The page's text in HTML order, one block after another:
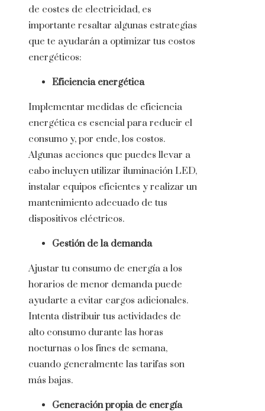
de costes de electricidad, es
importante resaltar algunas estrategias
que te ayudarán a optimizar tus costos
energéticos:
Eficiencia energética
Implementar medidas de eficiencia
energética es esencial para reducir el
consumo y, por ende, los costos.
Algunas acciones que puedes llevar a
cabo incluyen utilizar iluminación LED,
instalar equipos eficientes y realizar un
mantenimiento adecuado de tus
dispositivos eléctricos.
Gestión de la demanda
Ajustar tu consumo de energía a los
horarios de menor demanda puede
ayudarte a evitar cargos adicionales.
Intenta distribuir tus actividades de
alto consumo durante las horas
nocturnas o los fines de semana,
cuando generalmente las tarifas son
más bajas.
Generación propia de energía